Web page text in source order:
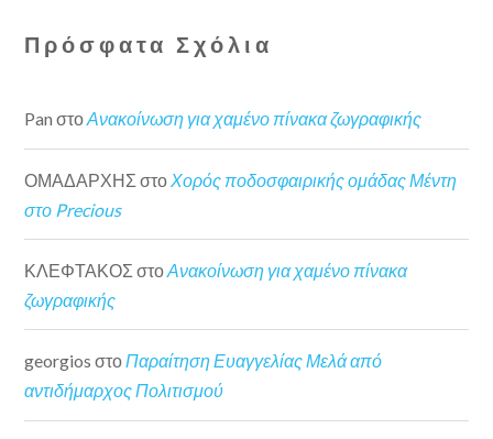
Πρόσφατα Σχόλια
Pan στοΑνακοίνωση για χαμένο πίνακα ζωγραφικής
ΟΜΑΔΑΡΧΗΣ στο Χορός ποδοσφαιρικής ομάδας Μέντη
στο Precious
ΚΛΕΦΤΑΚΟΣ στοΑνακοίνωση για χαμένο πίνακα
ζωγραφικής
georgios στοΠαραίτηση Ευαγγελίας Μελά από
αντιδήμαρχος Πολιτισμού